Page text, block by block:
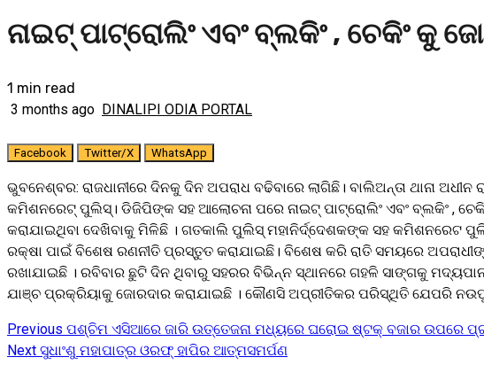
ନାଇଟ୍ ପାଟ୍ରୋଲିଂ ଏବଂ ବ୍ଲକିଂ , ଚେକିଂ କୁ
1 min read
3 months ago DINALIPI ODIA PORTAL
Facebook Twitter/X WhatsApp
ଭୁବନେଶ୍ବର: ରାଜଧାନୀରେ ଦିନକୁ ଦିନ ଅପରାଧ ବଢିବାରେ ଲାଗିଛି। ବାଲିଅନ୍ତା
କମିଶନରେଟ୍ ପୁଲିସ୍‌। ଡିଜିପିଙ୍କ ସହ ଆଲୋଚନା ପରେ ନାଇଟ୍ ପାଟ୍ରୋଲିଂ ଏବଂ ବ୍ଲକିଂ ,
କରାଯାଇଥିବା ଦେଖିବାକୁ ମିଳିଛି । ଗତକାଲି ପୁଲିସ୍‌ ମହାନିର୍ଦ୍ଦେଶକଙ୍କ ସହ
ରକ୍ଷା ପାଇଁ ବିଶେଷ ରଣନୀତି ପ୍ରସ୍ତୁତ କରାଯାଇଛି। ବିଶେଷ କରି ରାତି ସମୟରେ
ରଖାଯାଇଛି । ରବିବାର ଛୁଟି ଦିନ ଥିବାରୁ ସହରର ବିଭିନ୍ନ ସ୍ଥାନରେ ଗହଳି ସାଙ୍ଗକୁ
ଯାଞ୍ଚ ପ୍ରକ୍ରିୟାକୁ ଜୋରଦାର କରାଯାଇଛି । କୌଣସି ଅପ୍ରୀତିକର ପରିସ୍ଥିତି ଯେପରି
Continue
Previous ପଶ୍ଚିମ ଏସିଆରେ ଜାରି ଉତ୍ତେଜନା ମଧ୍ୟରେ ଘରୋଇ ଷ୍ଟକ୍ ବଜାର ଉପରେ
Next ସୁଧାଂଶୁ ମହାପାତ୍ର ଓରଫ୍ ହାପିର ଆତ୍ମସମର୍ପଣ